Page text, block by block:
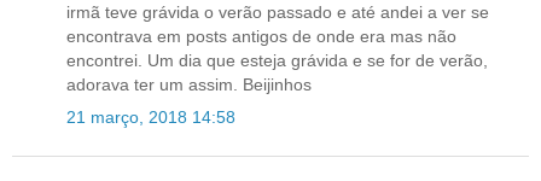
irmã teve grávida o verão passado e até andei a ver se
encontrava em posts antigos de onde era mas não
encontrei. Um dia que esteja grávida e se for de verão,
adorava ter um assim. Beijinhos
21 março, 2018 14:58